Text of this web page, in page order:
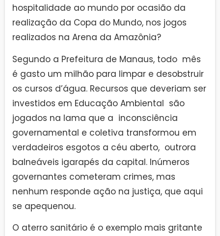
hospitalidade ao mundo por ocasião da
realização da Copa do Mundo, nos jogos
realizados na Arena da Amazônia?
Segundo a Prefeitura de Manaus, todo mês
é gasto um milhão para limpar e desobstruir
os cursos d’água. Recursos que deveriam ser
investidos em Educação Ambiental são
jogados na lama que a inconsciência
governamental e coletiva transformou em
verdadeiros esgotos a céu aberto, outrora
balneáveis igarapés da capital. Inúmeros
governantes cometeram crimes, mas
nenhum responde ação na justiça, que aqui
se apequenou.
O aterro sanitário é o exemplo mais gritante